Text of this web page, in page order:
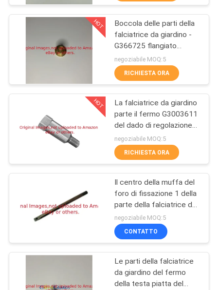
GIRO
FABBRICA
DI
CONTATTICI
NOTIZIE
RICHIEDA
UNA
Parti della
falciatrice da
giardino per Deere
377
Parti della
falciatrice da
giardino per
Jacobsen
127
Parti di ricambio
della falciatrice da
HOT
Boccola delle parti della
falciatrice da giardino -
G366725 flangiato
misura Jacobsen
negoziabile MOQ:5
RICHIESTA ORA
HOT
La falciatrice da giardino
parte il fermo G3003611
del dado di regolazione
del filo 3/8-24
negoziabile MOQ:5
RICHIESTA ORA
Il centro della muffa del
foro di fissazione 1 della
parte della falciatrice da
giardino appunta
G524118 le misure
Jacobsen
negoziabile MOQ:5
CONTATTO
Le parti della falciatrice
da giardino del fermo
della testa piatta del